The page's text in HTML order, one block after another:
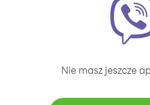
Nie masz jeszcze